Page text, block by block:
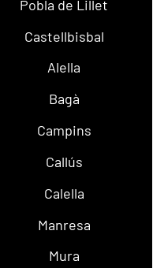
Pobla de Lillet
Castellbisbal
Alella
Bagà
Campins
Callús
Calella
Manresa
Mura